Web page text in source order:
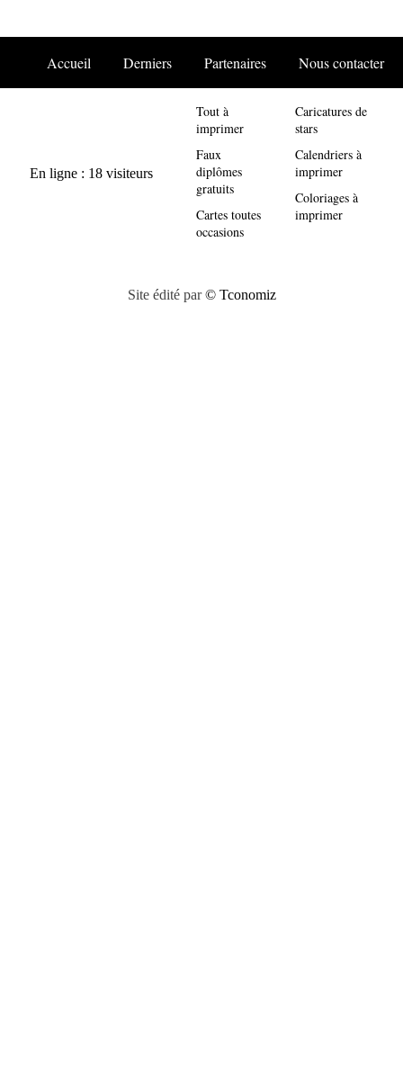
Accueil Derniers Partenaires Nous contacter
Tout à
imprimer
Faux
diplômes
gratuits
Cartes toutes
occasions
Caricatures de
stars
Calendriers à
imprimer
Coloriages à
imprimer
Site édité par© Tconomiz